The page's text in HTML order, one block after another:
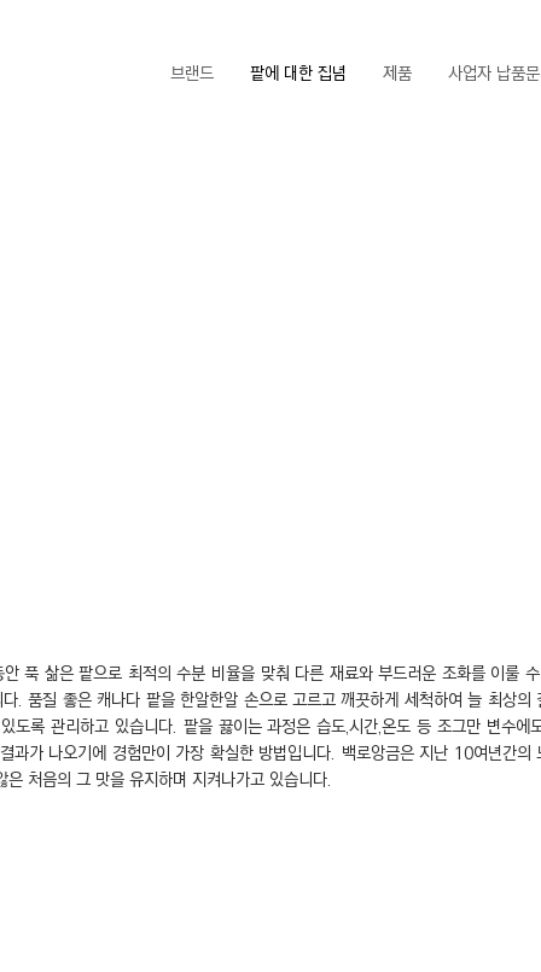
브랜드 팥에 대한 집념 제품 사업자 납품
푹 삶은 팥으로 최적의 수분 비율을 맞춰 다른 재료와 부드러운 조화를 이룰
. 품질 좋은 캐나다 팥을 한알한알 손으로 고르고 깨끗하게 세척하여 늘 최상의
도록 관리하고 있습니다. 팥을 끓이는 과정은 습도,시간,온도 등 조그만 변수에
과가 나오기에 경험만이 가장 확실한 방법입니다.​ 백로앙금은 지난 10여년간의
은 처음의 그 맛을 유지하며 지켜나가고 있습니다.